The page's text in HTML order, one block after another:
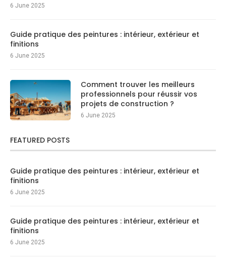
6 June 2025
Guide pratique des peintures : intérieur, extérieur et
finitions
6 June 2025
Comment trouver les meilleurs
professionnels pour réussir vos
projets de construction ?
6 June 2025
FEATURED POSTS
Guide pratique des peintures : intérieur, extérieur et
finitions
6 June 2025
Guide pratique des peintures : intérieur, extérieur et
finitions
6 June 2025